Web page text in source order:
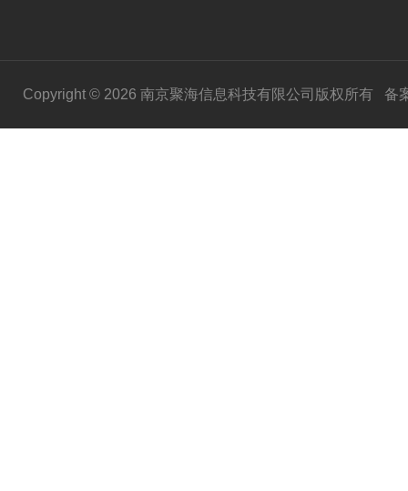
Copyright © 2026 南京聚海信息科技有限公司版权所有 备